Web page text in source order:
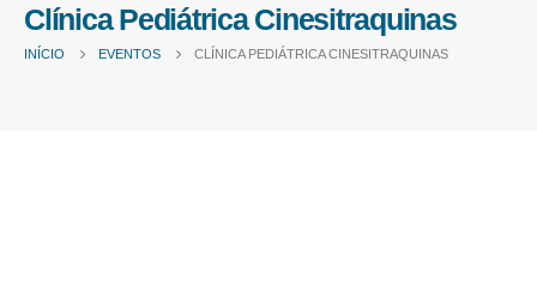
Clínica Pediátrica Cinesitraquinas
INÍCIO EVENTOS CLÍNICA PEDIÁTRICA CINESITRAQUINAS